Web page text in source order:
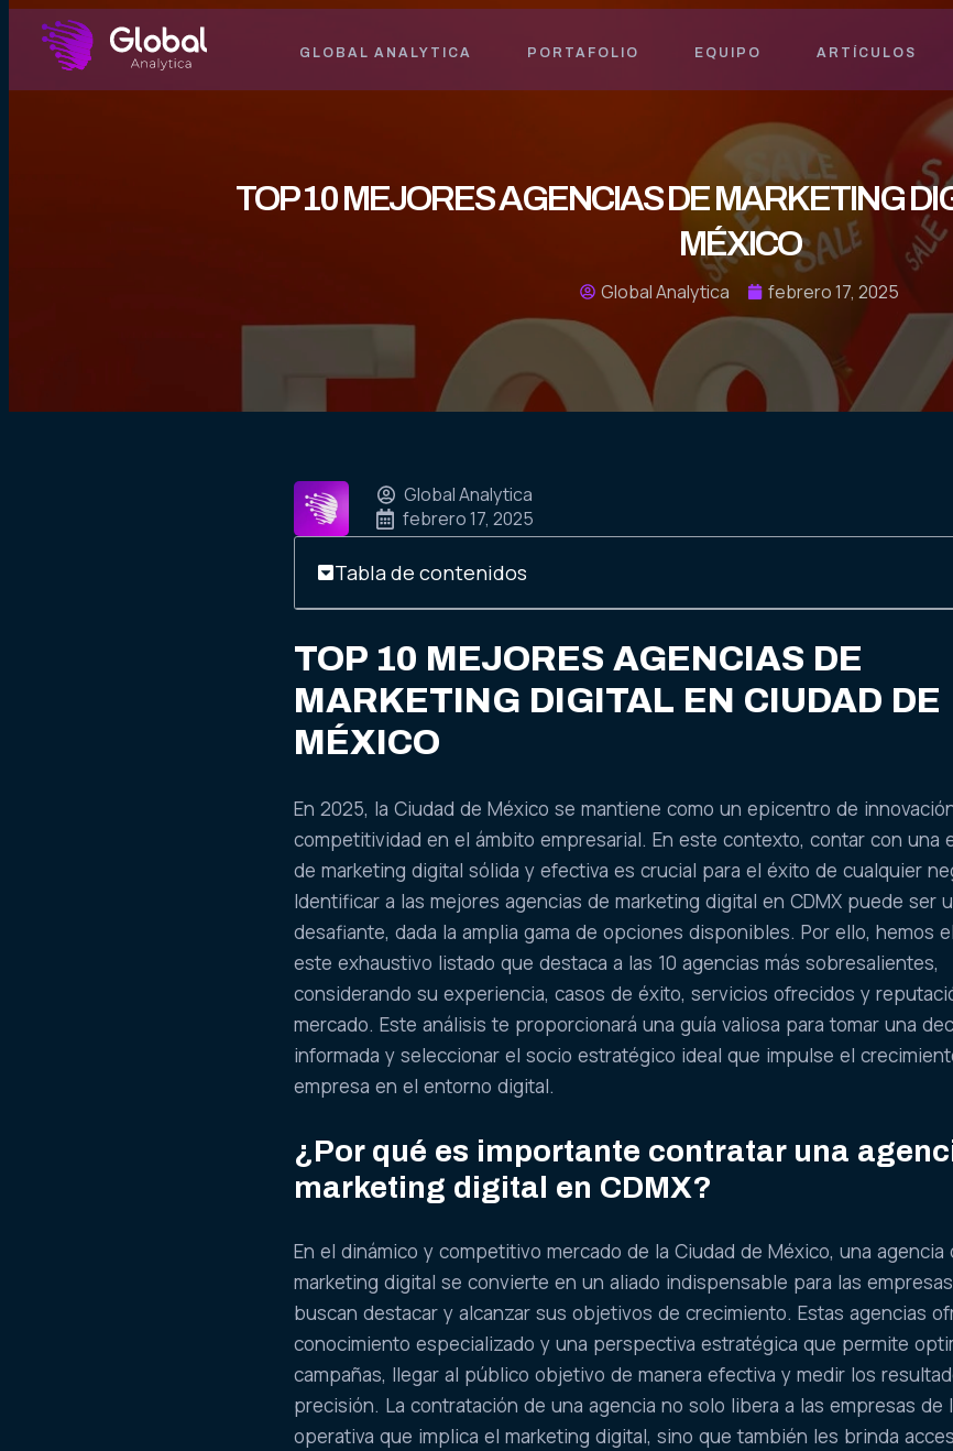
GLOBAL ANALYTICA PORTAFOLIO EQUIPO ARTÍCULOS
TOP 10 MEJORES AGENCIAS DE MARKETING
MÉXICO
Global Analytica febrero 17, 2025
Global Analytica
febrero 17, 2025
Tabla de contenidos
TOP 10 MEJORES AGENCIAS DE
MARKETING DIGITAL EN CIUDAD DE
MÉXICO
En 2025, la Ciudad de México se mantiene como un epicentro de
competitividad en el ámbito empresarial. En este contexto, contar con una
de marketing digital sólida y efectiva es crucial para el éxito de cualquier
Identificar a las mejores agencias de marketing digital en CDMX puede ser
desafiante, dada la amplia gama de opciones disponibles. Por ello, hemos
este exhaustivo listado que destaca a las 10 agencias más sobresalientes,
considerando su experiencia, casos de éxito, servicios ofrecidos y
mercado. Este análisis te proporcionará una guía valiosa para tomar una
informada y seleccionar el socio estratégico ideal que impulse el
empresa en el entorno digital.
¿Por qué es importante contratar una
marketing digital en CDMX?
En el dinámico y competitivo mercado de la Ciudad de México, una agencia
marketing digital se convierte en un aliado indispensable para las
buscan destacar y alcanzar sus objetivos de crecimiento. Estas agencias
conocimiento especializado y una perspectiva estratégica que permite
campañas, llegar al público objetivo de manera efectiva y medir los
precisión. La contratación de una agencia no solo libera a las empresas de
operativa que implica el marketing digital, sino que también les brinda